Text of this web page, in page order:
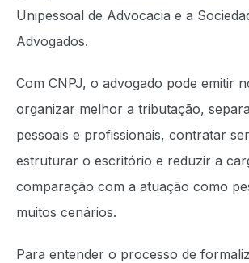
Unipessoal de Advocacia e a
Advogados.
Com CNPJ, o advogado pode emitir
organizar melhor a tributação,
pessoais e profissionais, contratar
estruturar o escritório e reduzir a
comparação com a atuação como
muitos cenários.
Para entender o processo de